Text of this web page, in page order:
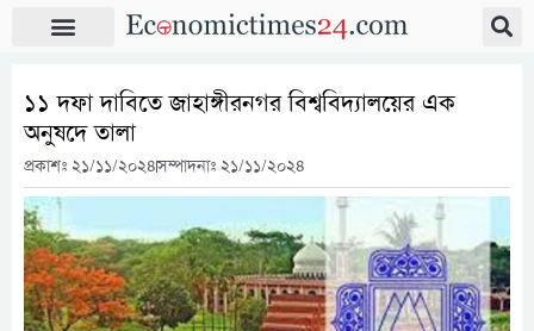
১১ দফা দাবিতে জাহাঙ্গীরনগর বিশ্ববিদ্যালয়ের এক
অনুষদে তালা
প্রকাশঃ ২১/১১/২০২৪সম্পাদনাঃ ২১/১১/২০২৪